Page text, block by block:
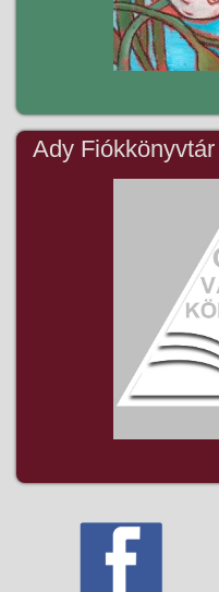
Ady Fiókkönyvtár